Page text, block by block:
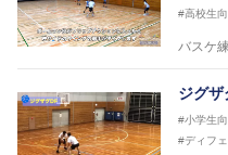
2017年U12ナ
2017年U13ナ
リーコーチ
2018年U12ナ
2018年U13ナ
#高校生
バスケ
ジグザ
#小学生向
#ディフ